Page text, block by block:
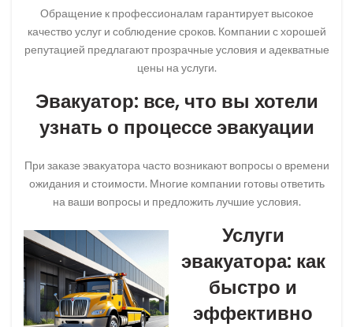
Обращение к профессионалам гарантирует высокое
качество услуг и соблюдение сроков. Компании с хорошей
репутацией предлагают прозрачные условия и адекватные
цены на услуги.
Эвакуатор: все, что вы хотели
узнать о процессе эвакуации
При заказе эвакуатора часто возникают вопросы о времени
ожидания и стоимости. Многие компании готовы ответить
на ваши вопросы и предложить лучшие условия.
Услуги
эвакуатора: как
быстро и
эффективно